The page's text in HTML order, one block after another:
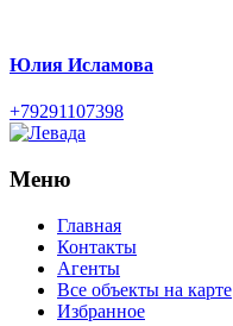
Юлия Исламова
+79291107398
Меню
Главная
Контакты
Агенты
Все объекты на карте
Избранное